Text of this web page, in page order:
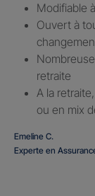
Modifiable
Ouvert à
retraite
A la
ou en mix
Emeline C.
Experte en